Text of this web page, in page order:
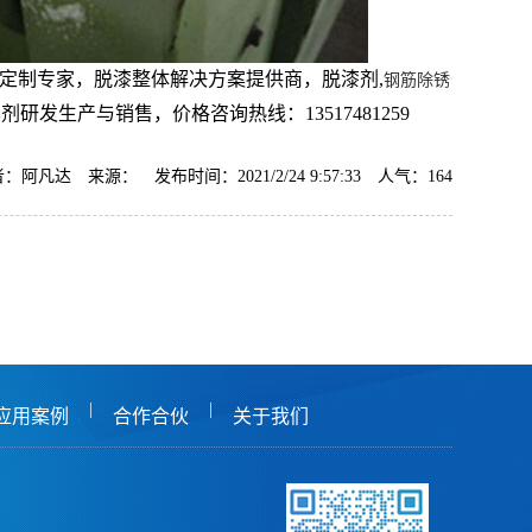
制专家，脱漆整体解决方案提供商，脱漆剂,钢筋除锈
研发生产与销售，价格咨询热线：13517481259
：阿凡达 来源： 发布时间：2021/2/24 9:57:33 人气： 164
用案例 合作合伙 关于我们